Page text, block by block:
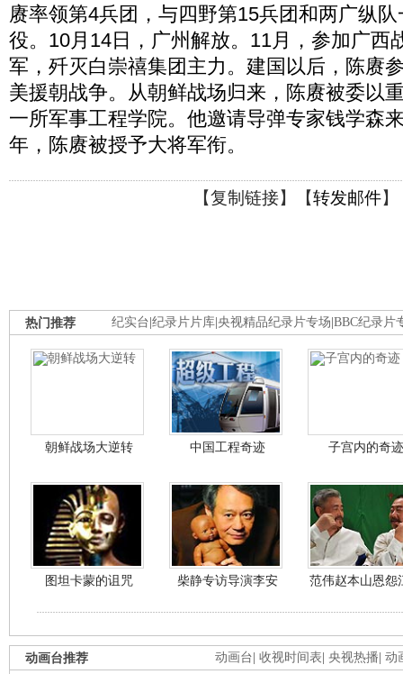
赓率领第4兵团，与四野第15兵团和两广纵
役。10月14日，广州解放。11月，参加广西
军，歼灭白崇禧集团主力。建国以后，陈赓
美援朝战争。从朝鲜战场归来，陈赓被委以
一所军事工程学院。他邀请导弹专家钱学森
年，陈赓被授予大将军衔。
【复制链接】【转发邮件】
纪实台 纪录片片库 央视精品纪录片专场 BBC纪录片
热门推荐
朝鲜战场大逆转 中国工程奇迹 子宫内的奇迹
图坦卡蒙的诅咒 柴静专访导演李安 范伟赵本山恩怨
动画台 收视时间表 央视热播 动
动画台推荐